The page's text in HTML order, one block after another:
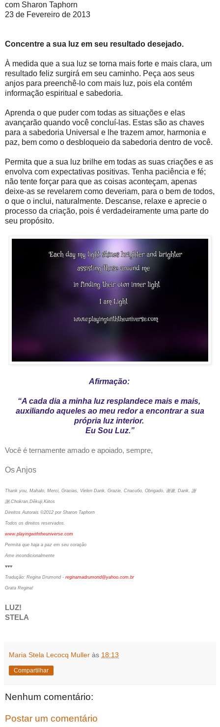
com Sharon Taphorn
23 de Fevereiro de 2013
Concentre a sua luz em seu resultado desejado.
À medida que a sua luz se torna mais forte e mais clara, um
resultado feliz surgirá em seu caminho. Peça aos seus
anjos para preenchê-lo com mais luz, pois ela contém
informação espiritual e sabedoria.
Aprenda o que puder com todas as situações e elas
avançarão quando você concluí-las. Estas são as chaves
para a sabedoria Universal e lhe trazem amor, harmonia e
paz, bem como o desbloqueio da sabedoria dentro de você.
Permita que a sua luz brilhe em todas as suas criações e as
envolva com expectativas positivas. Tenha paciência e fé;
não tente forçar para que as coisas aconteçam, apenas
deixe-as se revelarem como deveriam, para o bem de todos,
o que o inclui, naturalmente. Descanse, relaxe e aprecie o
processo da criação, pois é verdadeiramente uma parte do
seu propósito.
Afirmação:
“A cada dia a minha luz resplandece mais e mais,
auxiliando aqueles ao meu redor a encontrar a sua
própria luz interior.
Eu Sou Luz.”
Você é ternamente amado e apoiado, sempre,
Os Anjos
Thank you, Mahalo, Merci, Gracias, Vielen Dank, Grazie, Спасибо, Obrigado, 谢谢, Dank, 謝
謝,Chokran,Děkuji,Kiitos
Direitos Autorais ©2012 por Sharon Taphorn
Todos os direitos reservados.
www.playingwiththeuniverse.com
Permita que haja a paz em seu coração
Ame incondicionalmente
♥♥♥
Tradução: Regina Drumond - reginamadrumond@yahoo.com.br
Grata Regina!
LUZ!
STELA
Maria Stela Lecocq Muller às 18:13
Compartilhar
Nenhum comentário:
Postar um comentário